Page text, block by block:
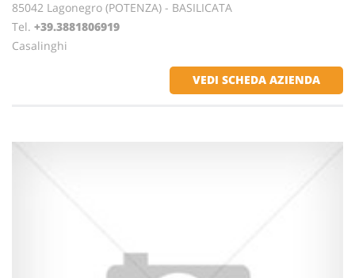
85042 Lagonegro (POTENZA) - BASILICATA
Tel. +39.3881806919
Casalinghi
VEDI SCHEDA AZIENDA